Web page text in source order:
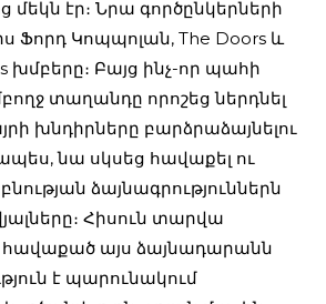
էր։ Նրա գործընկերների
Ֆորդ Կոպպոլան, The Doors և
խմբերը։ Բայց ինչ-որ պահի
տաղանդը որոշեց ներդնել
խնդիրները բարձրաձայնելու
նա սկսեց հավաքել ու
ձայնագրություններն
Հիսուն տարվա
հավաքած այս ձայնադարանն
է պարունակում